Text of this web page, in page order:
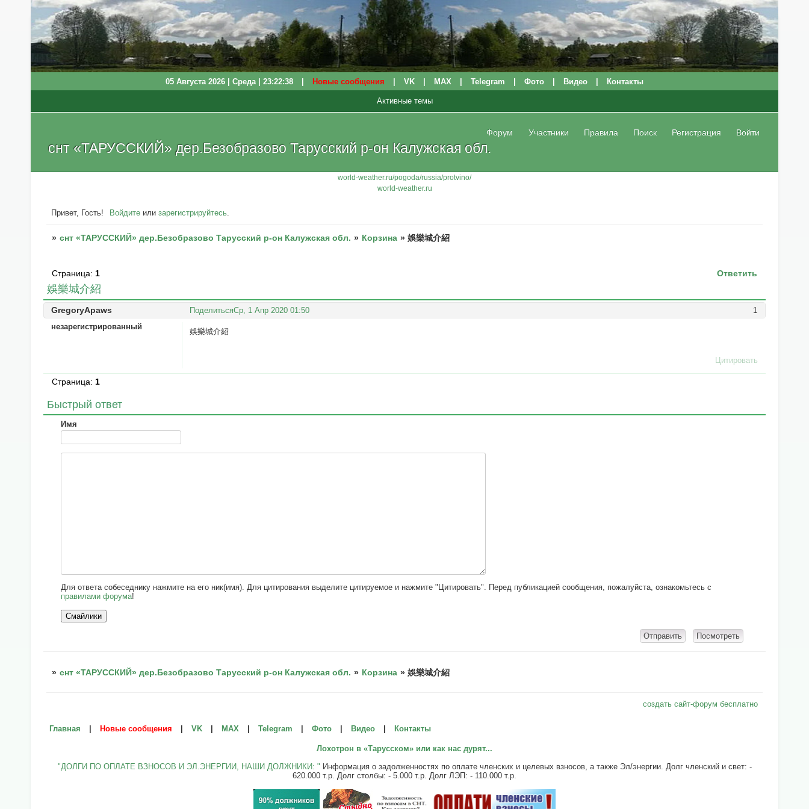
05 Августа 2026 | Среда | 23:22:38 Новые сообщения VK МАХ Telegram Фото Видео Контакты
world-weather.ru/pogoda/russia/protvino/
world-weather.ru
снт «ТАРУССКИЙ» дер.Безобразово Тарусский р-он Калужская обл.
Форум Участники Правила Поиск Регистрация Войти
Активные темы
Привет, Гость! Войдите илизарегистрируйтесь.
» снт «ТАРУССКИЙ» дер.Безобразово Тарусский р-он Калужская обл. » Корзина »娛樂城介紹
娛樂城介紹
Страница: 1 Ответить
Поделиться 1
Ср, 1 Апр 2020 01:50
GregoryApaws
незарегистрированный
娛樂城介紹
Цитировать
Страница: 1
Быстрый ответ
Имя
Для ответа собеседнику нажмите на его ник(имя). Для цитирования выделите цитируемое и нажмите "Цитировать". Перед публикацией сообщения, пожалуйста, ознакомьтесь с
правилами форума!
» снт «ТАРУССКИЙ» дер.Безобразово Тарусский р-он Калужская обл. » Корзина »娛樂城介紹
создать сайт-форум бесплатно
Главная Новые сообщения VK МАХ Telegram Фото Видео Контакты
Лохотрон в «Тарусском» или как нас дурят...
"ДОЛГИ ПО ОПЛАТЕ ВЗНОСОВ И ЭЛ.ЭНЕРГИИ, НАШИ ДОЛЖНИКИ: " Информация о задолженностях по оплате членских и целевых взносов, а также Эл/энергии. Долг членский и свет: -
620.000 т.р. Долг столбы: - 5.000 т.р. Долг ЛЭП: - 110.000 т.р.